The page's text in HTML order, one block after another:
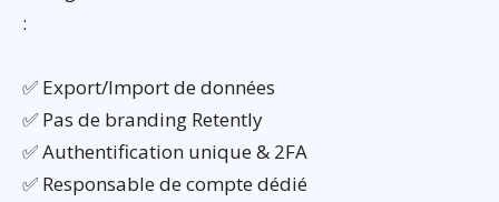
:
✅ Export/Import de données
✅ Pas de branding Retently
✅ Authentification unique & 2FA
✅ Responsable de compte dédié